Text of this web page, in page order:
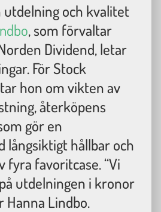
och kvalitet
, som förvaltar
Dividend, letar
För Stock
hon om vikten av
återköpens
gör en
långsiktigt hållbar och
fyra favoritcase. “Vi
utdelningen i kronor
Hanna Lindbo.